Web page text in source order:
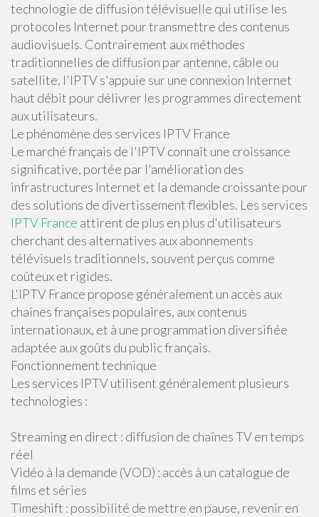
technologie de diffusion télévisuelle qui utilise les
protocoles Internet pour transmettre des contenus
audiovisuels. Contrairement aux méthodes
traditionnelles de diffusion par antenne, câble ou
satellite, l'IPTV s'appuie sur une connexion Internet
haut débit pour délivrer les programmes directement
aux utilisateurs.
Le phénomène des services IPTV France
Le marché français de l'IPTV connaît une croissance
significative, portée par l'amélioration des
infrastructures Internet et la demande croissante pour
des solutions de divertissement flexibles. Les services
IPTV France attirent de plus en plus d'utilisateurs
cherchant des alternatives aux abonnements
télévisuels traditionnels, souvent perçus comme
coûteux et rigides.
L'IPTV France propose généralement un accès aux
chaînes françaises populaires, aux contenus
internationaux, et à une programmation diversifiée
adaptée aux goûts du public français.
Fonctionnement technique
Les services IPTV utilisent généralement plusieurs
technologies :
Streaming en direct : diffusion de chaînes TV en temps
réel
Vidéo à la demande (VOD) : accès à un catalogue de
films et séries
Timeshift : possibilité de mettre en pause, revenir en